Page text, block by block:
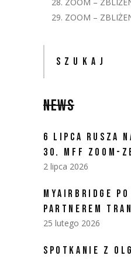
29. ZOOM –
NEWS
6 LIPCA RUSZA
30. MFF ZOOM-
2 lipca 2026
MYAIRBRIDGE
PARTNEREM
25 lutego 2026
SPOTKANIE Z